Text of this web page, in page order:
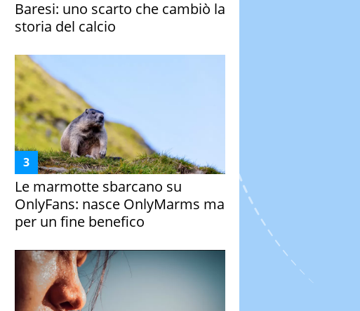
Baresi: uno scarto che cambiò la
storia del calcio
Le marmotte sbarcano su
OnlyFans: nasce OnlyMarms ma
per un fine benefico